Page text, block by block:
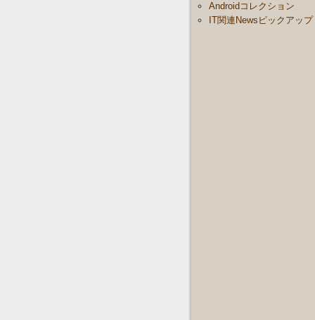
Androidコレクション
IT関連Newsピックアップ